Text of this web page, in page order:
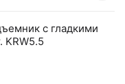
с гладкими
KRW5.5